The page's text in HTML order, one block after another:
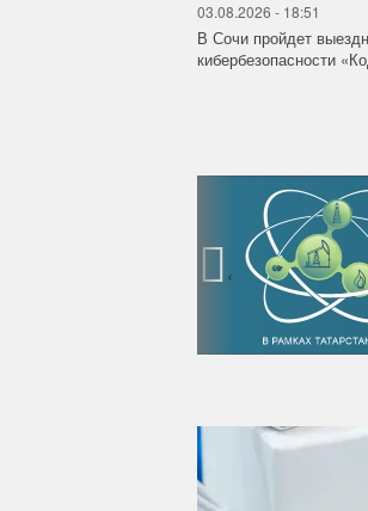
03.08.2026 - 18:51
В Сочи пройдет
кибербезопасности
‹